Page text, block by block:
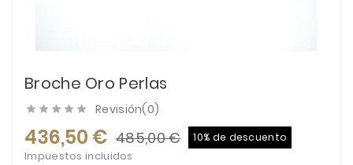
Broche Oro Perlas
     Revisión(0)
436,50 € 485,00 € 10% de descuento
Impuestos incluidos